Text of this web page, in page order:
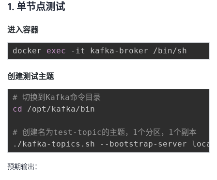
1. 单节点测试
进入容器
docker exec
创建测试主题
# 切换到Kafka命令目录
cd
/opt/kafka/bin
# 创建名为test-topic的主题，1个分区，1个副本
./kafka-topics.sh --bootstrap-server
预期输出：